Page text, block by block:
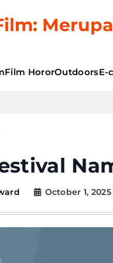
Film HororOutdoorsE-
October 1, 2025